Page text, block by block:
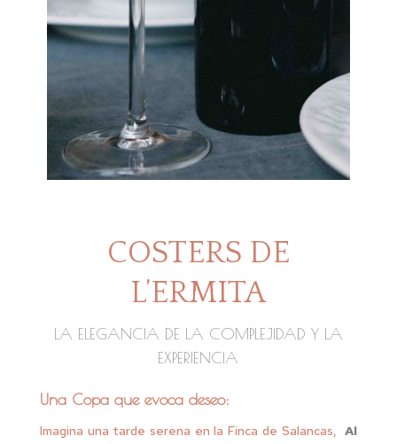
COSTERS DE
L’ERMITA
LA ELEGANCIA DE LA COMPLEJIDAD Y LA
EXPERIENCIA
Una Copa que evoca deseo:
Imagina una tarde serena en la Finca de Salancas,Al